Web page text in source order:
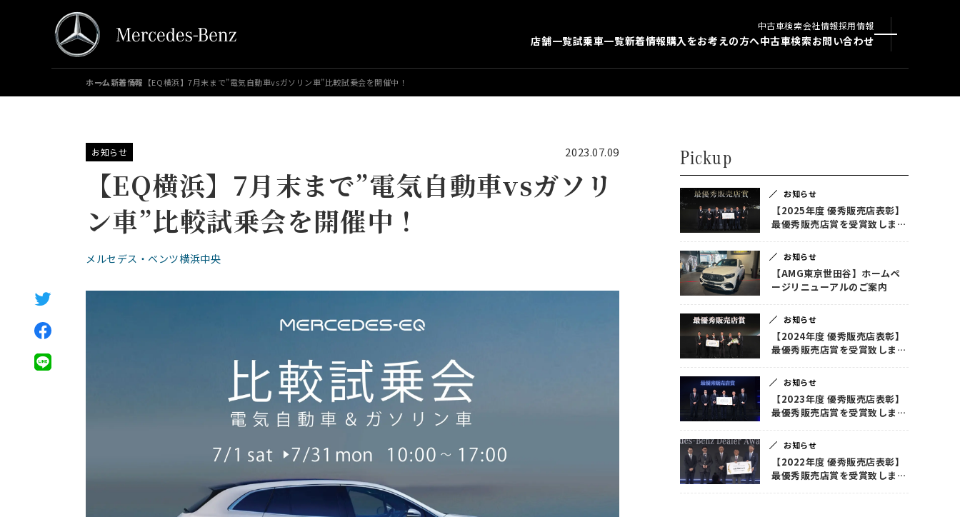
中古車検索会社情報採用情報
店舗一覧試乗車一覧新着情報購入をお考えの方へ中古車検索お問い合わせ
ホーム新着情報 【EQ横浜】7月末まで”電気自動車vsガソリン車”比較試乗会を開催中！
お知らせ 2023.07.09
【EQ横浜】7月末まで”電気自動車vsガソリ
ン車”比較試乗会を開催中！
メルセデス・ベンツ横浜中央
Pickup
お知らせ
【2025年度 優秀販売店表彰】
最優秀販売店賞を受賞致しまし
お知らせ
【AMG東京世田谷】ホームペ
ージリニューアルのご案内
お知らせ
【2024年度 優秀販売店表彰】
最優秀販売店賞を受賞致しまし
お知らせ
【2023年度 優秀販売店表彰】
最優秀販売店賞を受賞致しまし
お知らせ
【2022年度 優秀販売店表彰】
最優秀販売店賞を受賞致しまし